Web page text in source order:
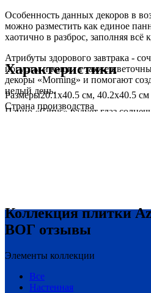
Особенность данных декоров в
можно разместить как единое
хаотично в разброс, заполняя всё
Атрибуты здорового завтрака -
йогурты и каши, а также
декоры «Morning» и помогают
целый день.
Панно «Citrus» радует глаз
Характеристики
Размеры20.1х40.5 см, 40.2х40.5 см
Страна производства
Коллекция плитки
ВОГ отзывы
Элементы коллекции
Все
Настенная